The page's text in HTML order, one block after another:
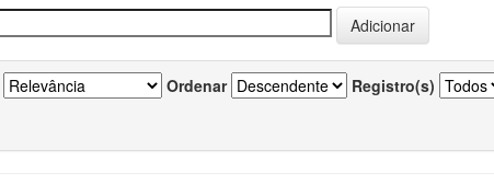
Ordenar Registro(s)